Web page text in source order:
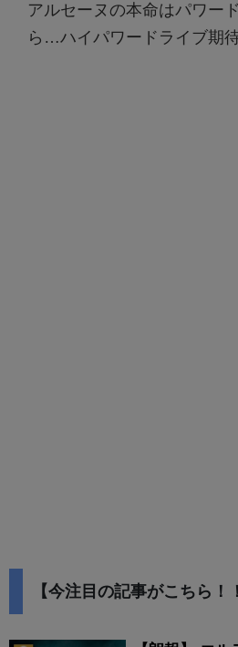
アルセーヌの本命はパワー
ら…ハイパワードライブ期
【今注目の記事がこちら！